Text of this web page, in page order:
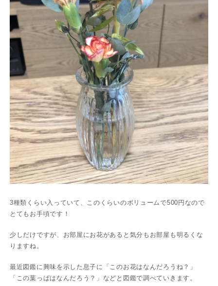
3種類くらい入っていて、このくらいのボリュームで500円なので
とてもお手頃です！
少しだけですが、お部屋にお花があると気分もお部屋も明るくな
りますね。
最近図鑑に興味を示した息子に「このお花はなんだろうね？」
「この葉っぱはなんだろう？」などと図鑑で調べていきます。